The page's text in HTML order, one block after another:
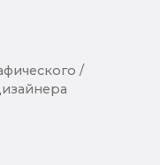
/